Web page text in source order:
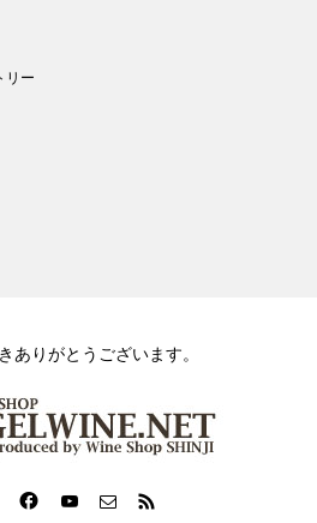
リー
ありがとうございます。